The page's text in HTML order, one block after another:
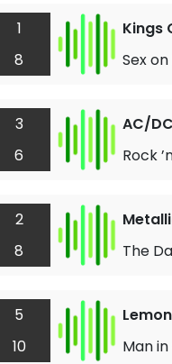
1
8
Kings
Sex
3
6
AC/DC
Rock
2
8
The
5
10
Lemon
Man